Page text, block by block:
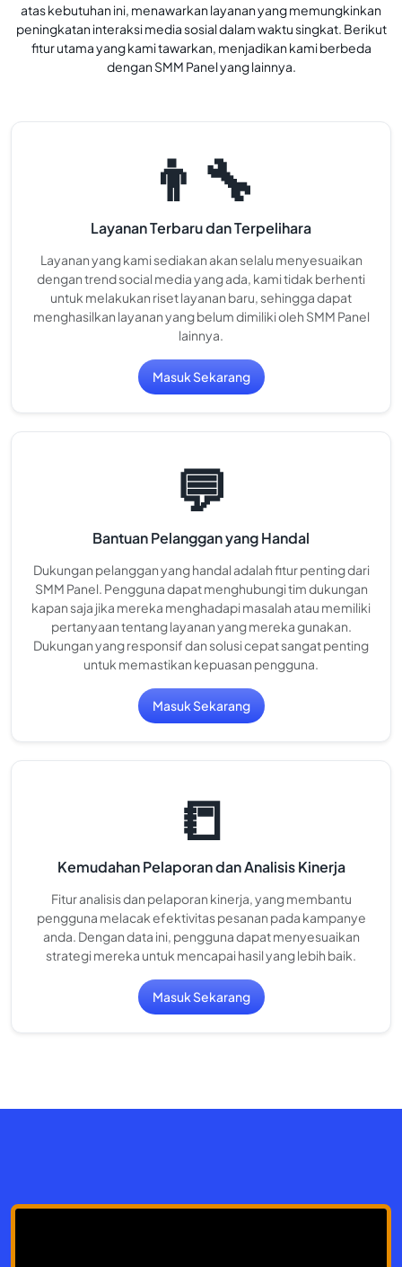
atas kebutuhan ini, menawarkan layanan yang memungkinkan
peningkatan interaksi media sosial dalam waktu singkat. Berikut
fitur utama yang kami tawarkan, menjadikan kami berbeda
dengan SMM Panel yang lainnya.
👨‍🔧
Layanan Terbaru dan Terpelihara
Layanan yang kami sediakan akan selalu menyesuaikan
dengan trend social media yang ada, kami tidak berhenti
untuk melakukan riset layanan baru, sehingga dapat
menghasilkan layanan yang belum dimiliki oleh SMM Panel
lainnya.
Masuk Sekarang
💬
Bantuan Pelanggan yang Handal
Dukungan pelanggan yang handal adalah fitur penting dari
SMM Panel. Pengguna dapat menghubungi tim dukungan
kapan saja jika mereka menghadapi masalah atau memiliki
pertanyaan tentang layanan yang mereka gunakan.
Dukungan yang responsif dan solusi cepat sangat penting
untuk memastikan kepuasan pengguna.
Masuk Sekarang
📒
Kemudahan Pelaporan dan Analisis Kinerja
Fitur analisis dan pelaporan kinerja, yang membantu
pengguna melacak efektivitas pesanan pada kampanye
anda. Dengan data ini, pengguna dapat menyesuaikan
strategi mereka untuk mencapai hasil yang lebih baik.
Masuk Sekarang